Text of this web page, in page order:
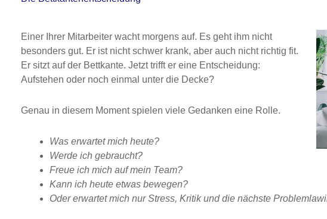
Einer Ihrer Mitarbeiter wacht morgens auf. Es geht ihm nicht
besonders gut. Er ist nicht schwer krank, aber auch nicht richtig fit.
Er sitzt auf der Bettkante. Jetzt trifft er eine Entscheidung:
Aufstehen oder noch einmal unter die Decke?
Genau in diesem Moment spielen viele Gedanken eine Rolle.
Was erwartet mich heute?
Werde ich gebraucht?
Freue ich mich auf mein Team?
Kann ich heute etwas bewegen?
Oder erwartet mich nur Stress, Kritik und die nächste